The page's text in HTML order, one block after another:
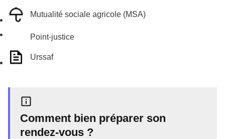
Mutualité sociale agricole (MSA)
Point-justice
Urssaf
Comment bien préparer son
rendez-vous ?